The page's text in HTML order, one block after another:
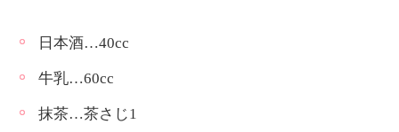
日本酒…40cc
牛乳…60cc
抹茶…茶さじ1